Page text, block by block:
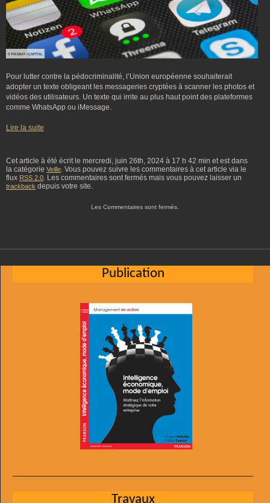
Pour lutter contre la pédocriminalité, l’Union européenne souhaiterait
adopter un texte obligeant les messageries cryptées à scanner les photos et
vidéos des utilisateurs. Un texte qui irrite au plus haut point des plateformes
comme WhatsApp ou iMessage.
Lire la suite
Cet article à été écrit le mercredi, juin 26th, 2024 à 17 h 42 min et est dans
la catégorie Veille. Vous pouvez suivre les commentaires à cet article via le
flux RSS 2.0. Les commentaires sont fermés mais vous pouvez laisser un
trackback depuis votre site.
Les Commentaires sont fermés.
Publication
Travaux